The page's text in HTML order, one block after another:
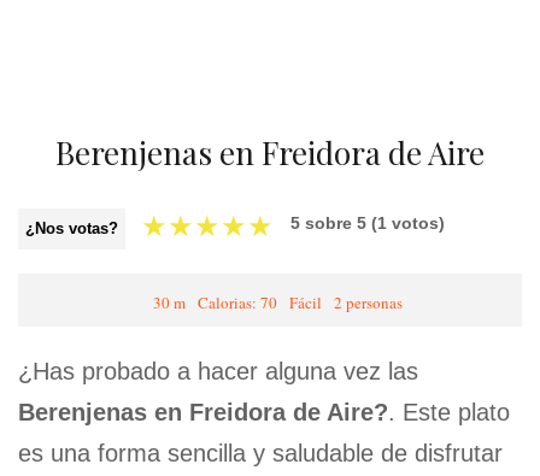
Berenjenas en Freidora de Aire
¿Nos votas? ★★★★★ 5 sobre 5 (1 votos)
30 m Calorias: 70 Fácil 2 personas
¿Has probado a hacer alguna vez las
Berenjenas en Freidora de Aire?. Este plato
es una forma sencilla y saludable de disfrutar